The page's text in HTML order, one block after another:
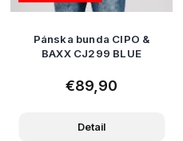
Pánska bunda CIPO &
BAXX CJ299 BLUE
€89,90
Detail